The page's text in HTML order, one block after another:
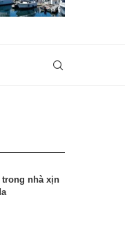
nhà xịn